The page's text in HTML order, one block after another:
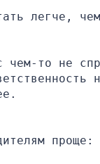
легче,
то не